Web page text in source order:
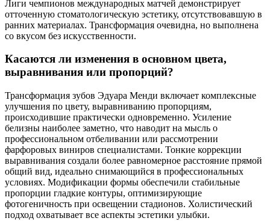
Лиги чемпионов международных матчей демонстрирует
отточенную стоматологическую эстетику, отсутствовавшую в
ранних материалах. Трансформация очевидна, но выполнена
со вкусом без искусственности.
Касаются ли изменения в основном цвета,
выравнивания или пропорций?
Трансформация зубов Эдуара Менди включает комплексные
улучшения по цвету, выравниванию пропорциям,
происходившие практически одновременно. Усиление
белизны наиболее заметно, что наводит на мысль о
профессиональном отбеливании или рассмотрении
фарфоровых виниров специалистами. Тонкие коррекции
выравнивания создали более равномерное расстояние прямой
общий вид, идеально снимающийся в профессиональных
условиях. Модификации формы обеспечили стабильные
пропорции гладкие контуры, оптимизирующие
фотогеничность при освещении стадионов. Холистический
подход охватывает все аспекты эстетики улыбки.